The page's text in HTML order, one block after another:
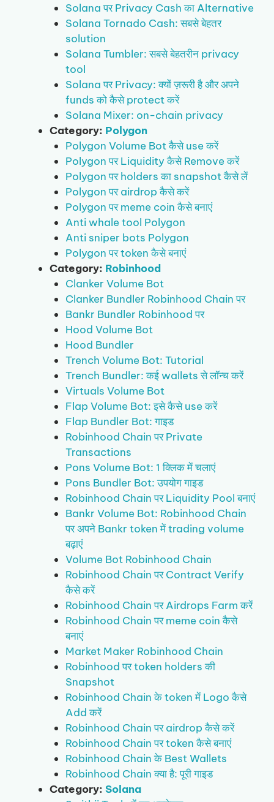
Solana पर Privacy Cash का Alternative
Solana Tornado Cash: सबसे बेहतर
solution
Solana Tumbler: सबसे बेहतरीन privacy
tool
Solana पर Privacy: क्यों ज़रूरी है और अपने
funds को कैसे protect करें
Solana Mixer: on-chain privacy
Category: Polygon
Polygon Volume Bot कैसे use करें
Polygon पर Liquidity कैसे Remove करें
Polygon पर holders का snapshot कैसे लें
Polygon पर airdrop कैसे करें
Polygon पर meme coin कैसे बनाएं
Anti whale tool Polygon
Anti sniper bots Polygon
Polygon पर token कैसे बनाएं
Category: Robinhood
Clanker Volume Bot
Clanker Bundler Robinhood Chain पर
Bankr Bundler Robinhood पर
Hood Volume Bot
Hood Bundler
Trench Volume Bot: Tutorial
Trench Bundler: कई wallets से लॉन्च करें
Virtuals Volume Bot
Flap Volume Bot: इसे कैसे use करें
Flap Bundler Bot: गाइड
Robinhood Chain पर Private
Transactions
Pons Volume Bot: 1 क्लिक में चलाएं
Pons Bundler Bot: उपयोग गाइड
Robinhood Chain पर Liquidity Pool बनाएं
Bankr Volume Bot: Robinhood Chain
पर अपने Bankr token में trading volume
बढ़ाएं
Volume Bot Robinhood Chain
Robinhood Chain पर Contract Verify
कैसे करें
Robinhood Chain पर Airdrops Farm करें
Robinhood Chain पर meme coin कैसे
बनाएं
Market Maker Robinhood Chain
Robinhood पर token holders की
Snapshot
Robinhood Chain के token में Logo कैसे
Add करें
Robinhood Chain पर airdrop कैसे करें
Robinhood Chain पर token कैसे बनाएं
Robinhood Chain के Best Wallets
Robinhood Chain क्या है: पूरी गाइड
Category: Solana